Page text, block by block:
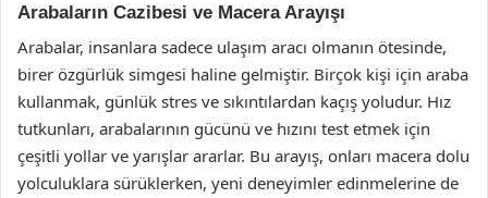
Arabaların Cazibesi ve Macera Arayışı
Arabalar, insanlara sadece ulaşım aracı olmanın ötesinde,
birer özgürlük simgesi haline gelmiştir. Birçok kişi için araba
kullanmak, günlük stres ve sıkıntılardan kaçış yoludur. Hız
tutkunları, arabalarının gücünü ve hızını test etmek için
çeşitli yollar ve yarışlar ararlar. Bu arayış, onları macera dolu
yolculuklara sürüklerken, yeni deneyimler edinmelerine de